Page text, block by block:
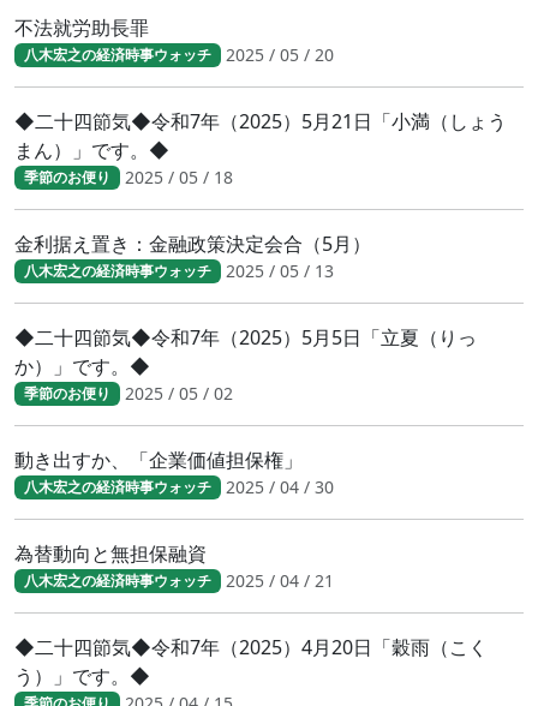
不法就労助長罪
八木宏之の経済時事ウォッチ 2025 / 05 / 20
◆二十四節気◆令和7年（2025）5月21日「小満（しょう
まん）」です。◆
季節のお便り 2025 / 05 / 18
金利据え置き：金融政策決定会合（5月）
八木宏之の経済時事ウォッチ 2025 / 05 / 13
◆二十四節気◆令和7年（2025）5月5日「立夏（りっ
か）」です。◆
季節のお便り 2025 / 05 / 02
動き出すか、「企業価値担保権」
八木宏之の経済時事ウォッチ 2025 / 04 / 30
為替動向と無担保融資
八木宏之の経済時事ウォッチ 2025 / 04 / 21
◆二十四節気◆令和7年（2025）4月20日「穀雨（こく
う）」です。◆